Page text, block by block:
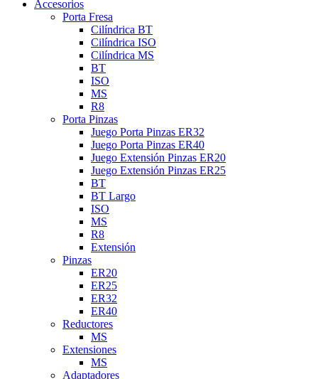
Accesorios
Porta Fresa
Cilíndrica BT
Cilíndrica ISO
Cilíndrica MS
BT
ISO
MS
R8
Porta Pinzas
Juego Porta Pinzas ER32
Juego Porta Pinzas ER40
Juego Extensión Pinzas ER20
Juego Extensión Pinzas ER25
BT
BT Largo
ISO
MS
R8
Extensión
Pinzas
ER20
ER25
ER32
ER40
Reductores
MS
Extensiones
MS
Adaptadores